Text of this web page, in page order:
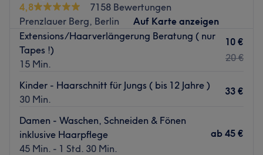
4,8
7158 Bewertungen
Prenzlauer Berg, Berlin
Auf Karte anzeigen
Extensions/Haarverlängerung Beratung ( nur
Tapes !)
15 Min.
10 €
20 €
Kinder - Haarschnitt für Jungs ( bis 12 Jahre )
30 Min.
33 €
Damen - Waschen, Schneiden & Fönen
inklusive Haarpflege
45 Min. - 1 Std. 30 Min.
ab 45 €